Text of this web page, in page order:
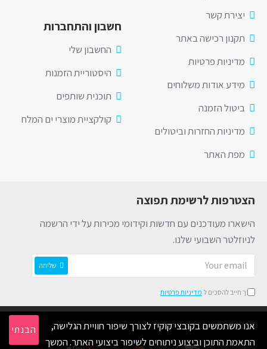
יצירת קשר
תקנון רכישה באתר
מדיניות פרטיות
מידע אודות משלוחים
ביטול הזמנה
מדיניות החזרות וביטולים
מפת האתר
חשבון והתחברות
החשבון שלי
היסטוריית הזמנות
תוכנית שותפים
קולקציית מוצרי ים המלח
הצטרפות לרשימת תפוצה
הישארו מעודכנים עם חדשות וקידומי מכירות על ידי הרשמה
לניוזלטר השבועי שלנו.
שליחה
הינך חייב להסכים ל מדיניות פרטיות
© 2026 Lariche קרייזי קולור הבנתי
אנו משתמשים בקובצי קוקיז לצורך שיפור חוויית הגלישה,
התאמת התוכן וביצוע ניתוחים לשיפור ביצועי האתר. המשך